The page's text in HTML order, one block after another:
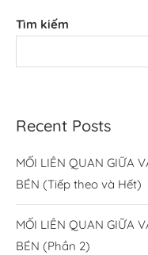
Tìm kiếm
Recent Posts
MỐI LIÊN QUAN GIỮA
BÉN (Tiếp theo và Hết)
MỐI LIÊN QUAN GIỮA
BÉN (Phần 2)